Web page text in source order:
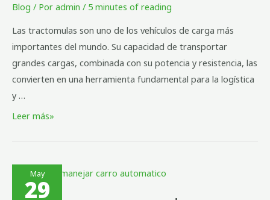
Blog / Por admin / 5 minutes of reading
Las tractomulas son uno de los vehículos de carga más
importantes del mundo. Su capacidad de transportar
grandes cargas, combinada con su potencia y resistencia, las
convierten en una herramienta fundamental para la logística
y …
Leer más»
May
29